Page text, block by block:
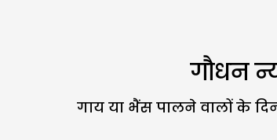
गौधन
गाय या भैंस पालने वालों के